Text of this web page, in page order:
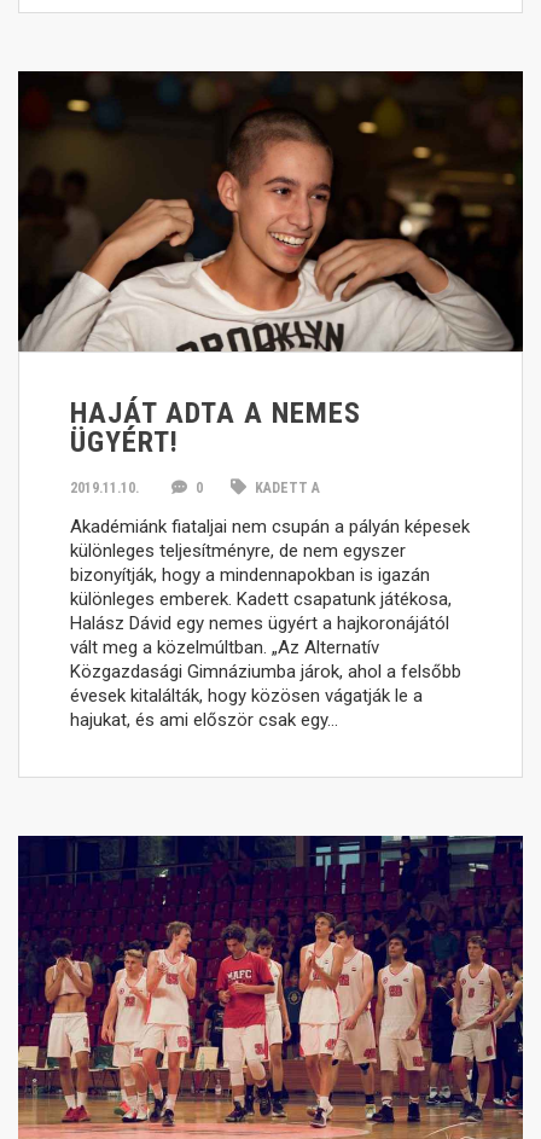
HAJÁT ADTA A NEMES
ÜGYÉRT!
2019.11.10. 0 KADETT A
Akadémiánk fiataljai nem csupán a pályán képesek
különleges teljesítményre, de nem egyszer
bizonyítják, hogy a mindennapokban is igazán
különleges emberek. Kadett csapatunk játékosa,
Halász Dávid egy nemes ügyért a hajkoronájától
vált meg a közelmúltban. „Az Alternatív
Közgazdasági Gimnáziumba járok, ahol a felsőbb
évesek kitalálták, hogy közösen vágatják le a
hajukat, és ami először csak egy…